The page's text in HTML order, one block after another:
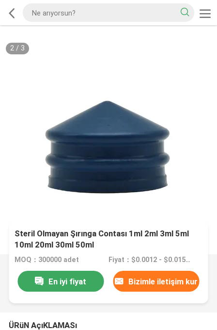
2/ 3
Steril Olmayan Şırınga Contası 1ml 2ml 3ml 5ml
10ml 20ml 30ml 50ml
MOQ：300000 adet Fiyat：$0.0012 - $0.0154/pieces
En iyi fiyat Bizimle iletişim kur
ÜRüN AçıKLAMASı